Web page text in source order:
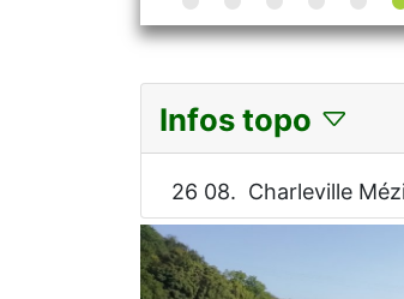
Infos topo
26 08. Charleville